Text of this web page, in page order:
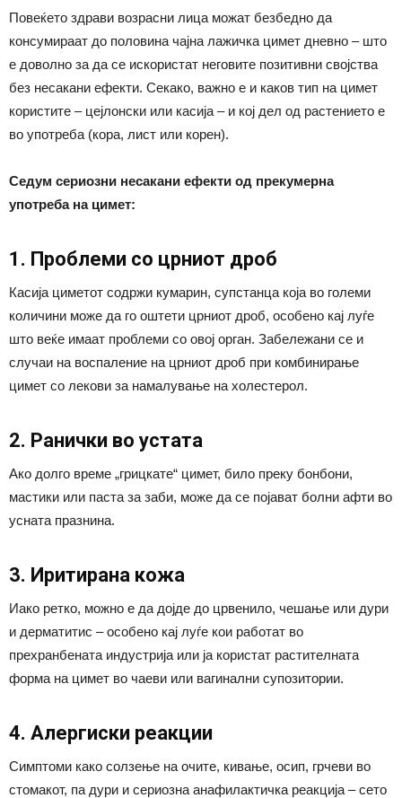
Повеќето здрави возрасни лица можат безбедно да
консумираат до половина чајна лажичка цимет дневно – што
е доволно за да се искористат неговите позитивни својства
без несакани ефекти. Секако, важно е и каков тип на цимет
користите – цејлонски или касија – и кој дел од растението е
во употреба (кора, лист или корен).
Седум сериозни несакани ефекти од прекумерна
употреба на цимет:
1. Проблеми со црниот дроб
Касија циметот содржи кумарин, супстанца која во големи
количини може да го оштети црниот дроб, особено кај луѓе
што веќе имаат проблеми со овој орган. Забележани се и
случаи на воспаление на црниот дроб при комбинирање
цимет со лекови за намалување на холестерол.
2. Ранички во устата
Ако долго време „грицкате“ цимет, било преку бонбони,
мастики или паста за заби, може да се појават болни афти во
усната празнина.
3. Иритирана кожа
Иако ретко, можно е да дојде до црвенило, чешање или дури
и дерматитис – особено кај луѓе кои работат во
прехранбената индустрија или ја користат растителната
форма на цимет во чаеви или вагинални супозитории.
4. Алергиски реакции
Симптоми како солзење на очите, кивање, осип, грчеви во
стомакот, па дури и сериозна анафилактичка реакција – сето